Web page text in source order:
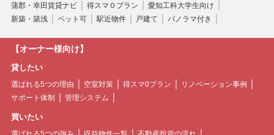
蒲郡・幸田賃貸ナビ 得スマ０プラン
愛知工科大学生向け
新築・築浅
ペット可 駅近物件 戸建て パノラマ付き
【オーナー様向け】
貸したい
選ばれる5つの理由 空室対策 得スマ0プラン
リノベーション事例
サポート体制
管理システム
買いたい